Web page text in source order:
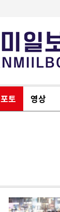
포토 영상